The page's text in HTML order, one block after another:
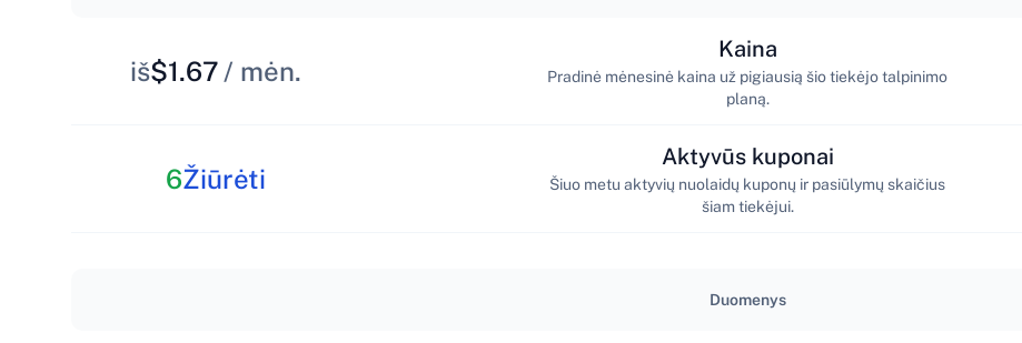
iš$1.67 / mėn.
Kaina
Pradinė mėnesinė kaina už pigiausią šio tiekėjo talpinimo
planą.
6Žiūrėti
Aktyvūs kuponai
Šiuo metu aktyvių nuolaidų kuponų ir pasiūlymų skaičius
šiam tiekėjui.
Duomenys